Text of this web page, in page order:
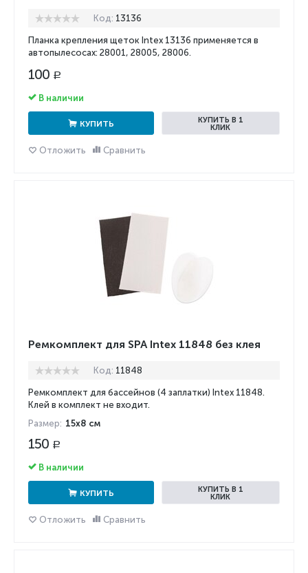
Код: 13136
Планка крепления щеток Intex 13136 применяется в
автопылесосах: 28001, 28005, 28006.
100 Р
В наличии
КУПИТЬ
КУПИТЬ В 1
КЛИК
Отложить Сравнить
Ремкомплект для SPA Intex 11848 без клея
Код: 11848
Ремкомплект для бассейнов (4 заплатки) Intex 11848.
Клей в комплект не входит.
Размер: 15х8 см
150 Р
В наличии
КУПИТЬ
КУПИТЬ В 1
КЛИК
Отложить Сравнить